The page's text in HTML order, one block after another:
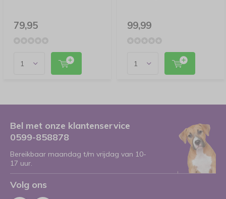
79,95 99,99
Bel met onze klantenservice
0599-858878
Bereikbaar maandag t/m vrijdag van 10-
17 uur.
Volg ons